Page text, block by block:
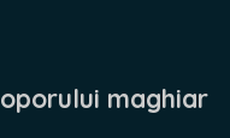
maghiar